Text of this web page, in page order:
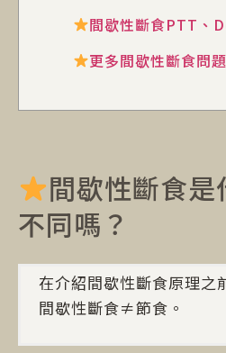
間歇性斷食PTT、
更多間歇性斷食問
間歇性斷食
不同嗎？
在介紹間歇性斷食原理之
間歇性斷食≠節食。